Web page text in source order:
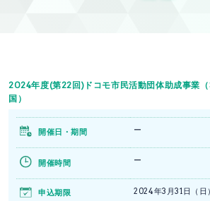
2024年度(第22回)ドコモ市民活動団体助成事業
国）
開催日・期間 ー
開催時間 ー
申込期限 2024年3月31日（日